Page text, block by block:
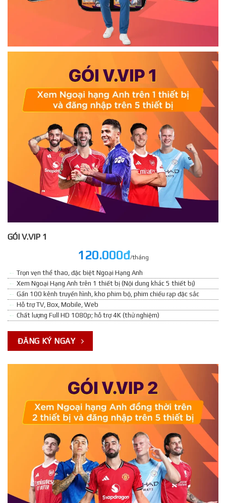
GÓI V.VIP 1
120.000đ/tháng
Trọn vẹn thể thao, đặc biệt Ngoại Hạng Anh
Xem Ngoại Hạng Anh trên 1 thiết bị (Nội dung khác 5 thiết bị)
Gần 100 kênh truyền hình, kho phim bộ, phim chiếu rạp đặc sắc
Hỗ trợ TV, Box, Mobile, Web
Chất lượng Full HD 1080p; hỗ trợ 4K (thử nghiệm)
ĐĂNG KÝ NGAY